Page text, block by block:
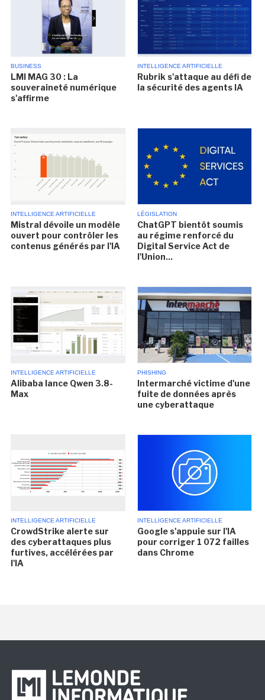
BUSINESS
LMI MAG 30 : La
souveraineté numérique
s'affirme
INTELLIGENCE ARTIFICIELLE
Rubrik s'attaque au défi de
la sécurité des agents IA
INTELLIGENCE ARTIFICIELLE
Mistral dévoile un modèle
ouvert pour contrôler les
contenus générés par l'IA
LÉGISLATION
ChatGPT bientôt soumis
au régime renforcé du
Digital Service Act de
l'Union...
INTELLIGENCE ARTIFICIELLE
Alibaba lance Qwen 3.8-
Max
PHISHING
Intermarché victime d'une
fuite de données après
une cyberattaque
INTELLIGENCE ARTIFICIELLE
CrowdStrike alerte sur
des cyberattaques plus
furtives, accélérées par
l'IA
INTELLIGENCE ARTIFICIELLE
Google s'appuie sur l'IA
pour corriger 1 072 failles
dans Chrome